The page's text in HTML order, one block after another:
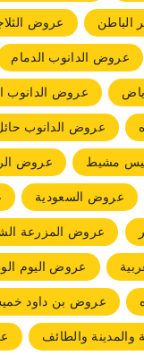
الباطن
عروض
عروض الدانوب الدمام
عروض الدانوب
عروض الدانوب
مشيط
عروض
عروض السعودية
عروض المزرعة
عروض اليوم
عروض بن داود
والطائف